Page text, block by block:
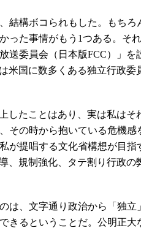
構ボコられもした。もちろ
った事情がもう1つある。それ
送委員会（日本版FCC）」を
米国に数多くある独立行政委
したことはあり、実は私はそ
その時から抱いている危機感
が提唱する文化省構想が目指
、規制強化、タテ割り行政の
は、文字通り政治から「独立
きるということだ。公明正大